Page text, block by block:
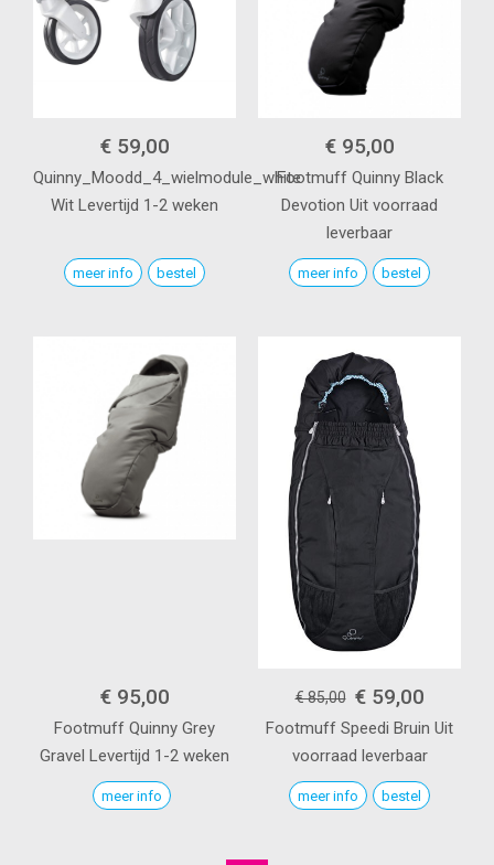
€ 59,00
Quinny_Moodd_4_wielmodule_white
Wit Levertijd 1-2 weken
meer info bestel
€ 95,00
Footmuff Quinny Black
Devotion Uit voorraad
leverbaar
meer info bestel
€ 95,00
Footmuff Quinny Grey
Gravel Levertijd 1-2 weken
meer info
€ 85,00 € 59,00
Footmuff Speedi Bruin Uit
voorraad leverbaar
meer info bestel